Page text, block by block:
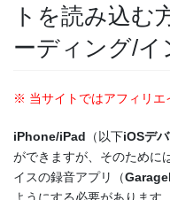
トを読み込む
ーディング/イ
※ 当サイトではアフィリエ
iPhone/iPad （以下iOSデ
ができますが、そのために
イスの録音アプリ（